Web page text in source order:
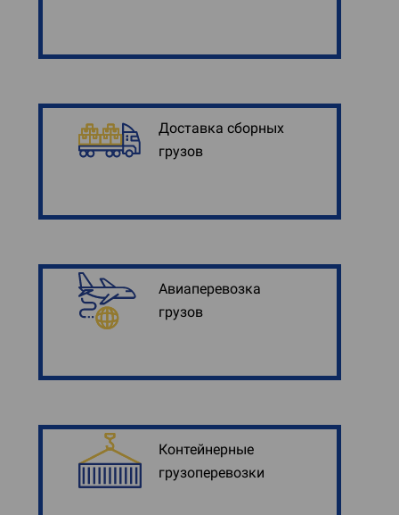
Доставка сборных
грузов
Авиаперевозка
грузов
Контейнерные
грузоперевозки